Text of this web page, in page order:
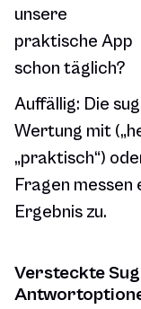
unsere
praktische App
schon täglich?
Auffällig: Die
Wertung mit
„praktisch“)
Fragen messen
Ergebnis zu.
Versteckte